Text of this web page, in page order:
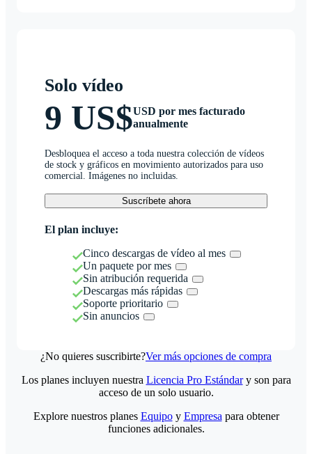
Solo vídeo
9 US$USD por mes facturado
anualmente
Desbloquea el acceso a toda nuestra colección de vídeos
de stock y gráficos en movimiento autorizados para uso
comercial. Imágenes no incluidas.
Suscríbete ahora
El plan incluye:
Cinco descargas de vídeo al mes
Un paquete por mes
Sin atribución requerida
Descargas más rápidas
Soporte prioritario
Sin anuncios
¿No quieres suscribirte?Ver más opciones de compra
Los planes incluyen nuestra Licencia Pro Estándary son para
acceso de un solo usuario.
Explore nuestros planes Equipoy Empresa para obtener
funciones adicionales.